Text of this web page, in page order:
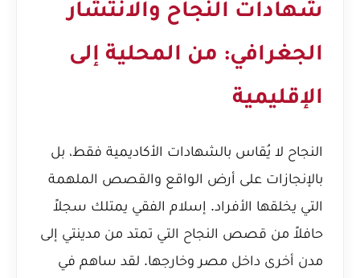
شهادات النجاح والانتشار
الجغرافي: من المحلية إلى
الإقليمية
النجاح لا يُقاس بالشهادات الأكاديمية فقط، بل
بالإنجازات على أرض الواقع والقصص الملهمة
التي يخلقها الأفراد. إسلام الفقي يمتلك سجلاً
حافلاً من قصص النجاح التي تمتد من مدينتي إلى
مدن أخرى داخل مصر وخارجها. لقد ساهم في